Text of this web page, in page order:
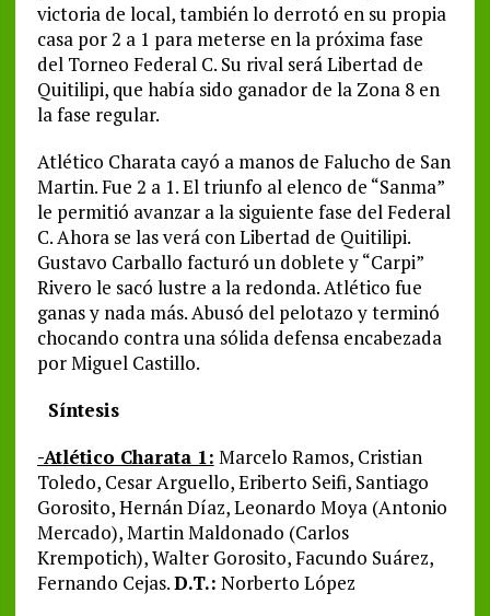
victoria de local, también lo derrotó en su propia
casa por 2 a 1 para meterse en la próxima fase
del Torneo Federal C. Su rival será Libertad de
Quitilipi, que había sido ganador de la Zona 8 en
la fase regular.
Atlético Charata cayó a manos de Falucho de San
Martin. Fue 2 a 1. El triunfo al elenco de “Sanma”
le permitió avanzar a la siguiente fase del Federal
C. Ahora se las verá con Libertad de Quitilipi.
Gustavo Carballo facturó un doblete y “Carpi”
Rivero le sacó lustre a la redonda. Atlético fue
ganas y nada más. Abusó del pelotazo y terminó
chocando contra una sólida defensa encabezada
por Miguel Castillo.
Síntesis
-Atlético Charata 1: Marcelo Ramos, Cristian
Toledo, Cesar Arguello, Eriberto Seifi, Santiago
Gorosito, Hernán Díaz, Leonardo Moya (Antonio
Mercado), Martin Maldonado (Carlos
Krempotich), Walter Gorosito, Facundo Suárez,
Fernando Cejas.D.T.: Norberto López